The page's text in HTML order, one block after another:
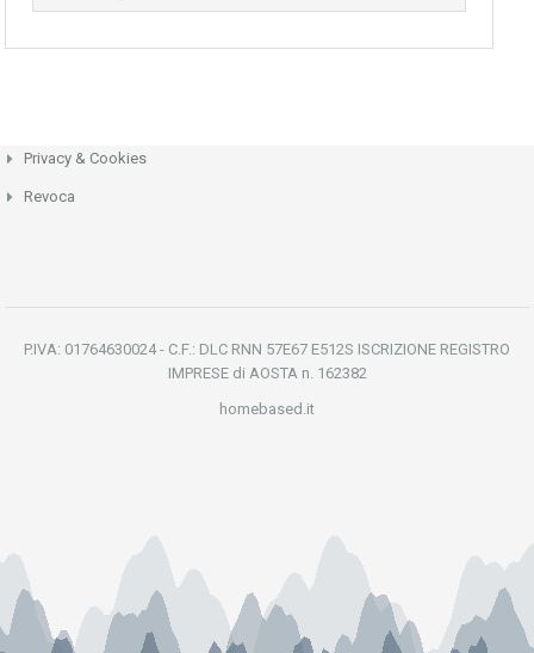
Privacy & Cookies
Revoca
P.IVA: 01764630024 - C.F.: DLC RNN 57E67 E512S ISCRIZIONE REGISTRO
IMPRESE di AOSTA n. 162382
homebased.it